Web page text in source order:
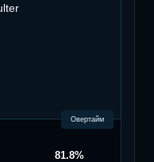
Овертайм
81.8%